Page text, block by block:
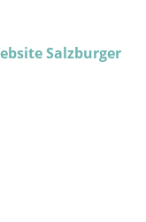
Salzburger